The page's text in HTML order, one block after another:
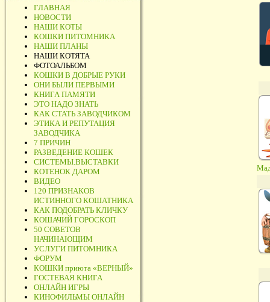
ГЛАВНАЯ
НОВОСТИ
НАШИ КОТЫ
КОШКИ ПИТОМНИКА
НАШИ ПЛАНЫ
НАШИ КОТЯТА
ФОТОАЛЬБОМ
КОШКИ В ДОБРЫЕ РУКИ
ОНИ БЫЛИ ПЕРВЫМИ
КНИГА ПАМЯТИ
ЭТО НАДО ЗНАТЬ
КАК СТАТЬ ЗАВОДЧИКОМ
ЭТИКА И РЕПУТАЦИЯ
ЗАВОДЧИКА
7 ПРИЧИН
РАЗВЕДЕНИЕ КОШЕК
СИСТЕМЫ.ВЫСТАВКИ
КОТЕНОК ДАРОМ
ВИДЕО
120 ПРИЗНАКОВ
ИСТИННОГО КОШАТНИКА
КАК ПОДОБРАТЬ КЛИЧКУ
КОШАЧИЙ ГОРОСКОП
50 СОВЕТОВ
НАЧИНАЮЩИМ
УСЛУГИ ПИТОМНИКА
ФОРУМ
КОШКИ приюта «ВЕРНЫЙ»
ГОСТЕВАЯ КНИГА
ОНЛАЙН ИГРЫ
КИНОФИЛЬМЫ ОНЛАЙН